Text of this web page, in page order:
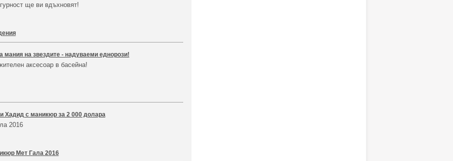
ще ви вдъхновят!
мания на звездите - надуваеми еднорози!
аксесоар в басейна!
Хадид с маникюр за 2 000 долара
2016
Мет Гала 2016